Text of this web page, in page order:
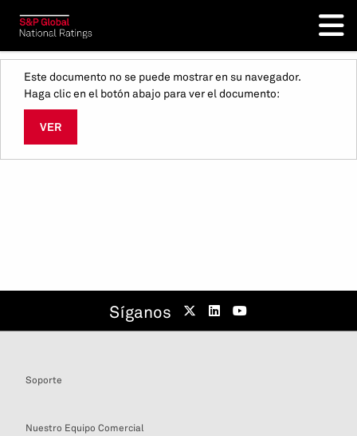
Este documento no se puede mostrar en su navegador.
Haga clic en el botón abajo para ver el documento:
VER
Síganos
Soporte
Nuestro Equipo Comercial